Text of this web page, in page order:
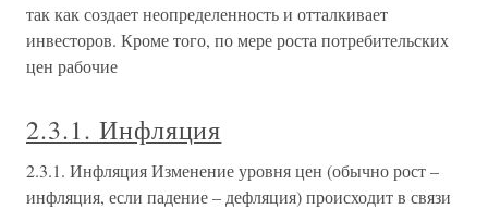
так как создает неопределенность и отталкивает
инвесторов. Кроме того, по мере роста потребительских
цен рабочие
2.3.1. Инфляция
2.3.1. Инфляция Изменение уровня цен (обычно рост –
инфляция, если падение – дефляция) происходит в связи